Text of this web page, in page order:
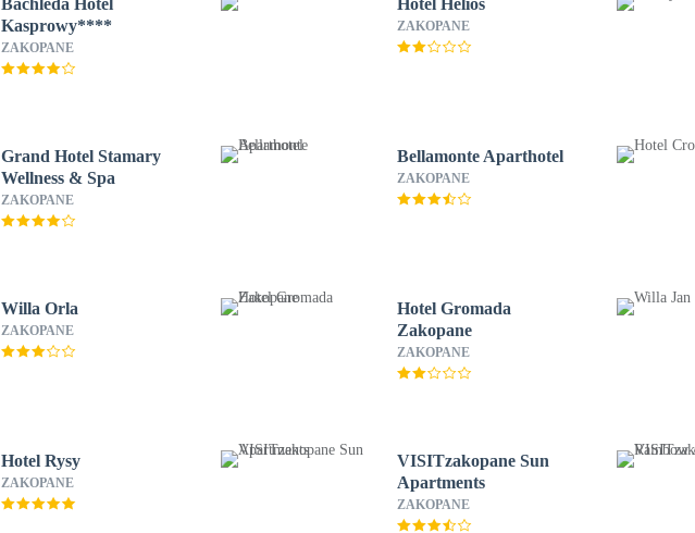
Bachleda Hotel
Kasprowy****
ZAKOPANE
Hotel Helios
ZAKOPANE
Grand Hotel Stamary
Wellness & Spa
ZAKOPANE
Bellamonte Aparthotel
ZAKOPANE
Willa Orla
ZAKOPANE
Hotel Gromada
Zakopane
ZAKOPANE
Hotel Rysy
ZAKOPANE
VISITzakopane Sun
Apartments
ZAKOPANE